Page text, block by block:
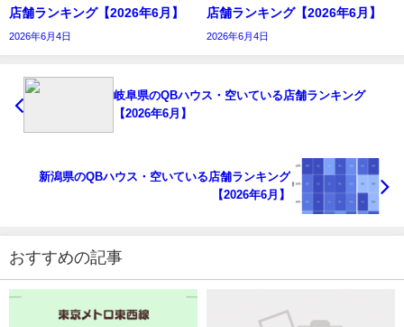
店舗ランキング【2026年6月】
2026年6月4日
店舗ランキング【2026年6月】
2026年6月4日
岐阜県のQBハウス・空いている店舗ランキング
【2026年6月】
新潟県のQBハウス・空いている店舗ランキング
【2026年6月】
おすすめの記事